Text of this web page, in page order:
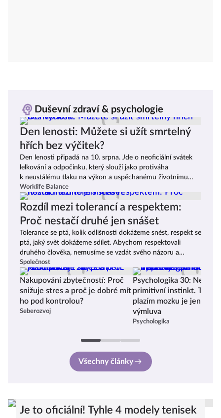
Duševní zdraví & psychologie
Den lenosti: Můžete si užít smrtelný
hřích bez výčitek?
Den lenosti připadá na 10. srpna. Jde o neoficiální svátek
lelkování a odpočinku, který slouží jako protiváha
k neustálému tlaku na výkon a uspěchanému životnímu
stylu. Proč lenost potřebujeme a jak si ji naplánovat?
Worklife Balance
Rozdíl mezi tolerancí a respektem:
Proč nestačí druhé jen snášet
Tolerance se ptá, kolik odlišnosti dokážeme snést, respekt se
ptá, jaký svět dokážeme sdílet. Abychom respektovali
druhého člověka, nemusíme se vzdát svého názoru a
schvalovat každé chování, ale pozorně ho vnímat a
nestigmatizovat. Není to snadná disciplína, jenže díky ní se
nám bude lépe „dýchat“.
Společnost
Nakupování zbytečností: Proč
snižuje stres a proč je dobré mít
ho pod kontrolou?
Seberozvoj
Psychologika 30: Ne,
primitivní instinkt.
plazím mozku je jen
výmluva
Psychologika
Všechny články
Je to oficiální! Tyhle 4 modely tenisek